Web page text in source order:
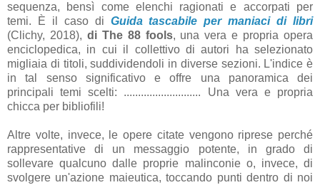
sequenza, bensì come elenchi ragionati e accorpati per
temi. È il caso di Guida tascabile per maniaci di libri
(Clichy, 2018), di The 88 fools, una vera e propria opera
enciclopedica, in cui il collettivo di autori ha selezionato
migliaia di titoli, suddividendoli in diverse sezioni. L'indice è
in tal senso significativo e offre una panoramica dei
principali temi scelti: ........................... Una vera e propria
chicca per bibliofili!
Altre volte, invece, le opere citate vengono riprese perché
rappresentative di un messaggio potente, in grado di
sollevare qualcuno dalle proprie malinconie o, invece, di
svolgere un'azione maieutica, toccando punti dentro di noi